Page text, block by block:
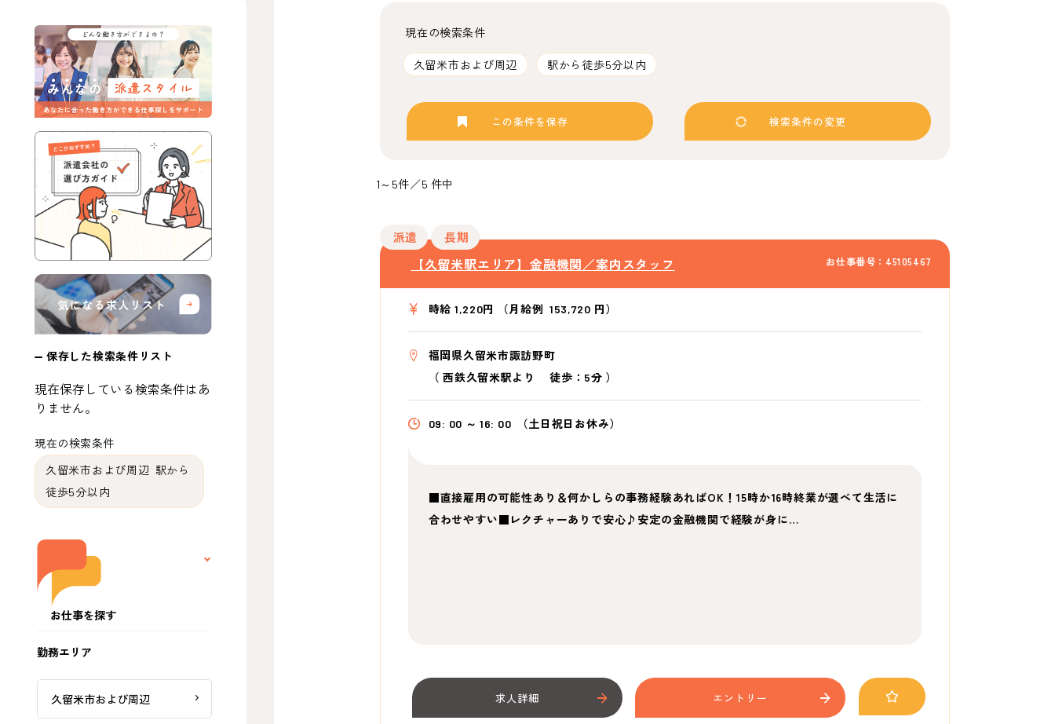
保存した検索条件リスト
現在保存している検索条件はあ
りません。
現在の検索条件
久留米市および周辺 駅から
徒歩5分以内
お仕事を探す
勤務エリア
久留米市および周辺
現在の検索条件
久留米市および周辺 駅から徒歩5分以内
この条件を保存 検索条件の変更
1～5件／5 件中
お仕事番号：45105467
派遣 長期
【久留米駅エリア】金融機関／案内スタッフ
時給 1,220円 （月給例 153,720 円）
福岡県久留米市諏訪野町
（西鉄久留米駅より徒歩：5分 ）
09: 00 ～ 16: 00 （土日祝日お休み）
■直接雇用の可能性あり＆何かしらの事務経験あればOK！15時か16時終業が選べて生活に
合わせやすい■レクチャーありで安心♪安定の金融機関で経験が身に…
求人詳細 エントリー